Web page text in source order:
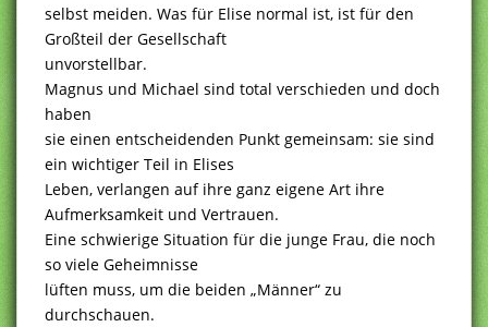
selbst meiden. Was für Elise normal ist, ist für den
Großteil der Gesellschaft
unvorstellbar.
Magnus und Michael sind total verschieden und doch
haben
sie einen entscheidenden Punkt gemeinsam: sie sind
ein wichtiger Teil in Elises
Leben, verlangen auf ihre ganz eigene Art ihre
Aufmerksamkeit und Vertrauen.
Eine schwierige Situation für die junge Frau, die noch
so viele Geheimnisse
lüften muss, um die beiden „Männer“ zu
durchschauen.